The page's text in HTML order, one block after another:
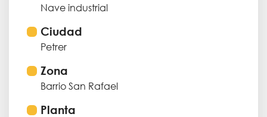
Nave industrial
Ciudad
Petrer
Zona
Barrio San Rafael
Planta